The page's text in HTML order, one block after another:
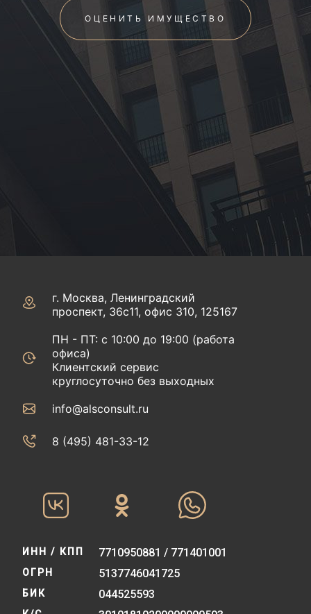
ОЦЕНИТЬ ИМУЩЕСТВО
г. Москва, Ленинградский
проспект, 36с11, офис 310, 125167
ПН - ПТ: с 10:00 до 19:00 (работа
офиса)
Клиентский сервис
круглосуточно без выходных
info@alsconsult.ru
8 (495) 481-33-12‬‬
ИНН / КПП 7710950881 / 771401001
ОГРН 5137746041725
БИК 044525593